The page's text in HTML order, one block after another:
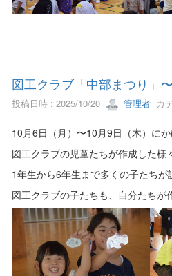
図工クラブ「中部まつり」
投稿日時 : 2025/10/20 管理者カ
10月6日（月）〜10月9日（木）に
図工クラブの児童たちが作成した様
1年生から6年生まで多くの子たちが
図工クラブの子たちも、自分たちが